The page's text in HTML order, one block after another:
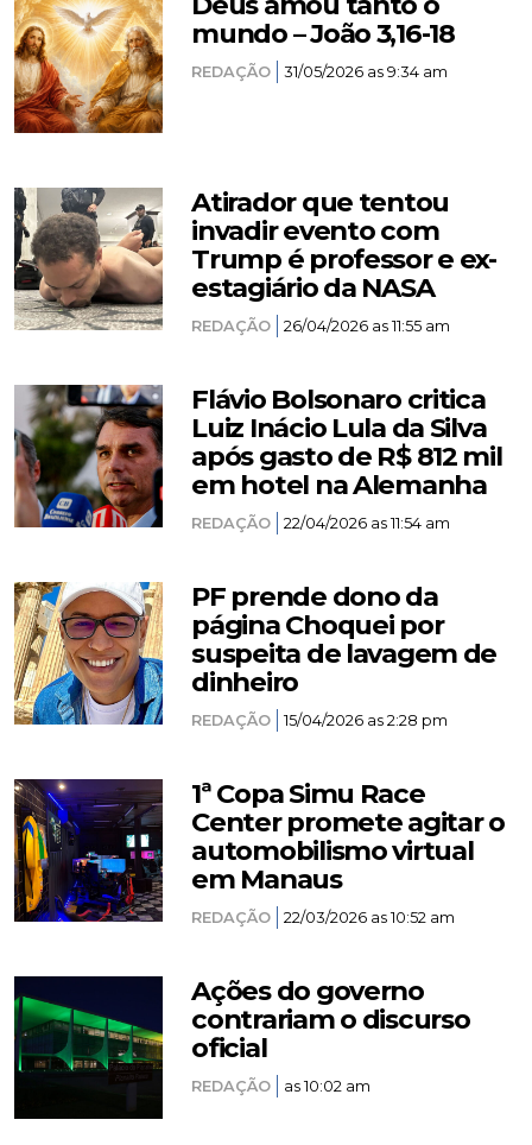
mundo – João 3,16-18
REDAÇÃO 31/05/2026 as 9:34 am
Atirador que tentou
invadir evento com
Trump é professor e ex-
estagiário da NASA
REDAÇÃO 26/04/2026 as 11:55 am
Flávio Bolsonaro critica
Luiz Inácio Lula da Silva
após gasto de R$ 812 mil
em hotel na Alemanha
REDAÇÃO 22/04/2026 as 11:54 am
PF prende dono da
página Choquei por
suspeita de lavagem de
dinheiro
REDAÇÃO 15/04/2026 as 2:28 pm
1ª Copa Simu Race
Center promete agitar o
automobilismo virtual
em Manaus
REDAÇÃO 22/03/2026 as 10:52 am
Ações do governo
contrariam o discurso
oficial
REDAÇÃO as 10:02 am